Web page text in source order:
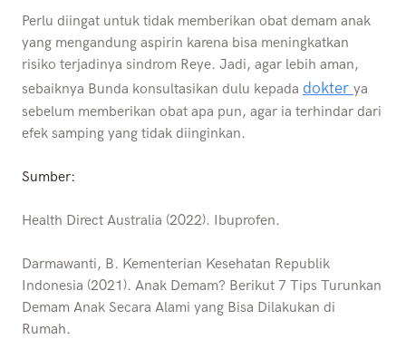
Perlu diingat untuk tidak memberikan obat demam anak
yang mengandung aspirin karena bisa meningkatkan
risiko terjadinya sindrom Reye. Jadi, agar lebih aman,
sebaiknya Bunda konsultasikan dulu kepada dokter ya
sebelum memberikan obat apa pun, agar ia terhindar dari
efek samping yang tidak diinginkan.
Sumber:
Health Direct Australia (2022). Ibuprofen.
Darmawanti, B. Kementerian Kesehatan Republik
Indonesia (2021). Anak Demam? Berikut 7 Tips Turunkan
Demam Anak Secara Alami yang Bisa Dilakukan di
Rumah.